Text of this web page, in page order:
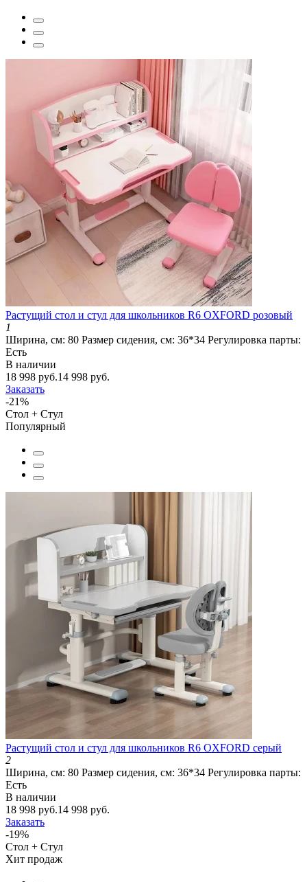
Растущий стол и стул для школьников R6 OXFORD розовый
1
Ширина, см: 80 Размер сидения, см: 36*34 Регулировка парты:
Есть
В наличии
18 998 руб.14 998 руб.
Заказать
-21%
Стол + Стул
Популярный
Растущий стол и стул для школьников R6 OXFORD серый
2
Ширина, см: 80 Размер сидения, см: 36*34 Регулировка парты:
Есть
В наличии
18 998 руб.14 998 руб.
Заказать
-19%
Стол + Стул
Хит продаж